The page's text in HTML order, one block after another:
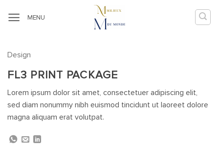
MENU
Design
FL3 PRINT PACKAGE
Lorem ipsum dolor sit amet, consectetuer adipiscing elit,
sed diam nonummy nibh euismod tincidunt ut laoreet dolore
magna aliquam erat volutpat.